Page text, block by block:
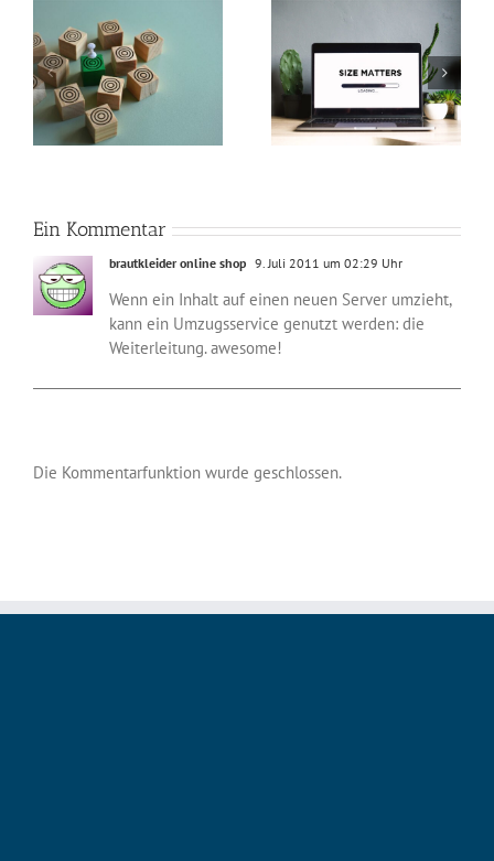
So verkleinerst du
Bilder in Photoshop
und machst deine
Webseite schneller
Perfekte Video-
Beleuchtung mit nur
zwei Lichtquellen
Ein Kommentar
brautkleider online shop 9. Juli 2011 um 02:29 Uhr
Wenn ein Inhalt auf einen neuen Server umzieht,
kann ein Umzugsservice genutzt werden: die
Weiterleitung. awesome!
Die Kommentarfunktion wurde geschlossen.